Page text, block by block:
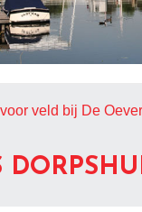
veld bij De